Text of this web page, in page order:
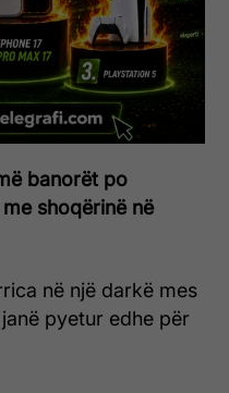
banorët po
shoqërinë në
në një darkë mes
pyetur edhe për